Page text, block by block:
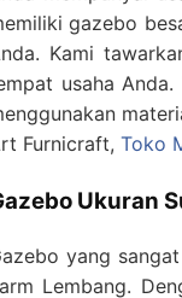
gazebo
Kami
usaha
Furnicraft, Toko
Ukuran
yang
Lembang.